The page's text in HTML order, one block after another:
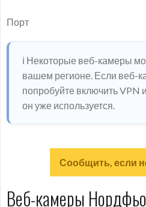
Порт
ℹ️ Некоторые веб-камеры
вашем регионе. Если веб-
попробуйте включить VPN
он уже используется.
Сообщить, если
Веб-камеры